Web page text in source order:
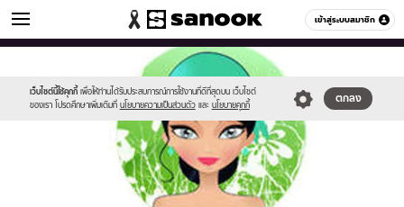
เข้าสู่ระบบสมาชิก
ดูดวง หมวดอื่นๆ
เว็บไซต์นี้ใช้คุกกี้ เพื่อให้ท่านได้รับประสบการณ์การใช้งานที่ดีที่สุดบน เว็บไซต์
ของเรา โปรดศึกษาเพิ่มเติมที่ นโยบายความเป็นส่วนตัว และ นโยบายคุกกี้
ตกลง
//s.isanook.com/sr/0/images/logo-
sanook.png
//s.isanook.com/ho/0/ud/7/39573/170-